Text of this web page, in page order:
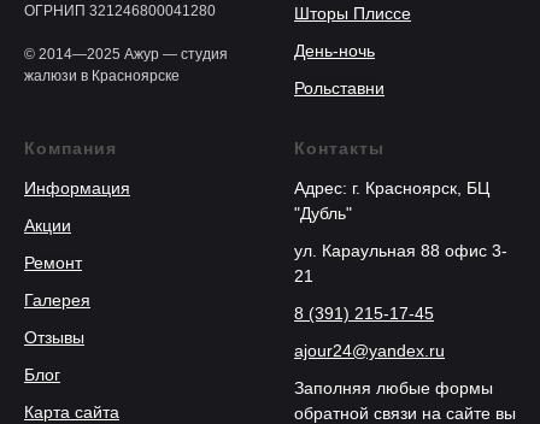
ОГРНИП 321246800041280
© 2014—2025 Ажур — студия
жалюзи в Красноярске
Шторы Плиссе
День-ночь
Рольставни
Компания
Информация
Акции
Ремонт
Галерея
Отзывы
Блог
Карта сайта
Контакты
Адрес: г. Красноярск, БЦ
"Дубль"
ул. Караульная 88 офис 3-
21
8 (391) 215-17-45
ajour24@yandex.ru
Заполняя любые формы
обратной связи на сайте вы